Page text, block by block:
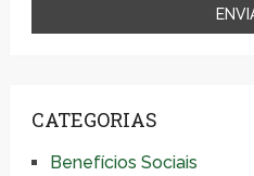
CATEGORIAS
Benefícios Sociais